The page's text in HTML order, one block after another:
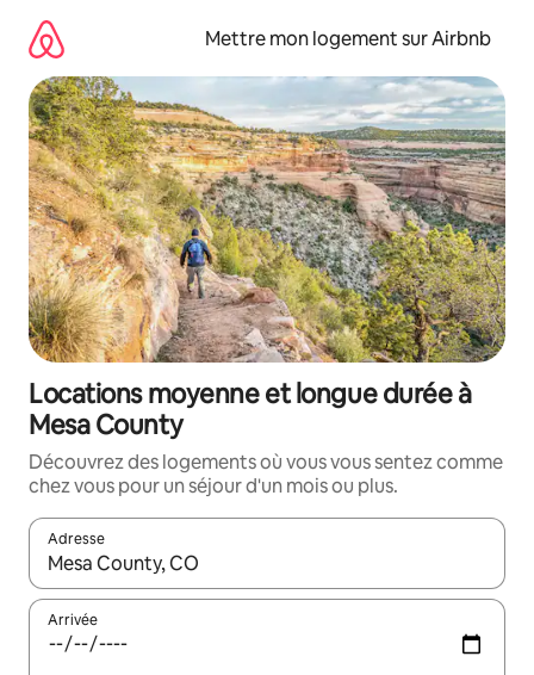
directement
contenu
Mettre mon logement sur Airbnb
Locations moyenne et longue durée à
Mesa County
Découvrez des logements où vous vous sentez comme
chez vous pour un séjour d'un mois ou plus.
Adresse
Lorsque les résultats s'affichent, utilisez les flèches vers le
Arrivée